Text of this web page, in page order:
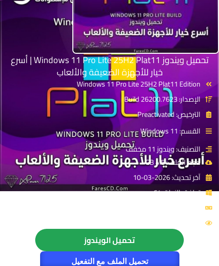
تحميل ويندوز Windows 11 Pro Lite 25H2 Plat11 | أسرع
خيار للأجهزة الضعيفة والألعاب
Windows 11 Pro Lite 25H2 Plat11 Edition
الإصدار: Build 26200.7623
الترخيص: Preactivated
القسم: Windows 11
التصنيف: ويندوز 11 مخفف
حجم الملف: 4.5 GB
آخر تحديث: 2026-03-10
توافق النواة: x64
تحميل الويندوز
تحميل الملف مع التفعيل